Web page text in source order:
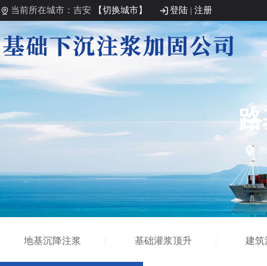
当前所在城市：吉安 【切换城市】 登陆 | 注册
地基沉降注浆 基础灌浆顶升 建筑